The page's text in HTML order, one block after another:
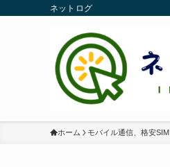
ネットログ
ホーム モバイル通信、格安SIM